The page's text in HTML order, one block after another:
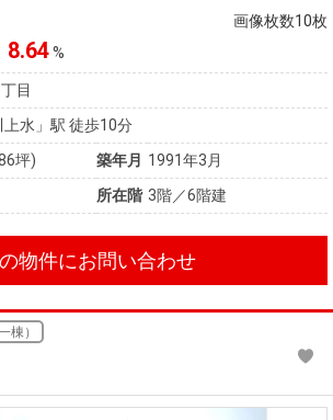
画像枚数10枚
8.64%
目
水」駅 徒歩10分
坪) 築年月
1991年3月
所在階 3階／6階建
物件にお問い合わせ
棟）